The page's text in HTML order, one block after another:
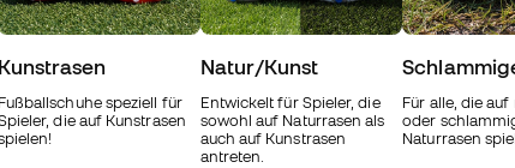
Kunstrasen
Fußballschuhe speziell für
die auf Kunstrasen
Natur/Kunst
Entwickelt für Spieler, die
sowohl auf Naturrasen als
auch auf Kunstrasen
antreten.
Für alle, die auf
oder
Naturrasen